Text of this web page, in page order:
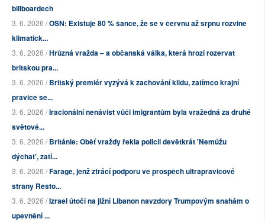
billboardech
3. 6. 2026 /OSN: Existuje 80 % šance, že se v červnu až srpnu rozvine
klimatick...
3. 6. 2026 /Hrůzná vražda – a občanská válka, která hrozí rozervat
britskou pra...
3. 6. 2026 /Britský premiér vyzývá k zachování klidu, zatímco krajní
pravice se...
3. 6. 2026 /Iracionální nenávist vůči imigrantům byla vražedná za druhé
světové...
3. 6. 2026 /Británie: Oběť vraždy řekla policii devětkrát 'Nemůžu
dýchat', zatí...
3. 6. 2026 /Farage, jenž ztrácí podporu ve prospěch ultrapravicové
strany Resto...
3. 6. 2026 /Izrael útočí na jižní Libanon navzdory Trumpovým snahám o
upevnění ...